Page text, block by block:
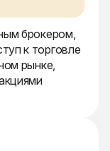
брокером,
к торговле
рынке,